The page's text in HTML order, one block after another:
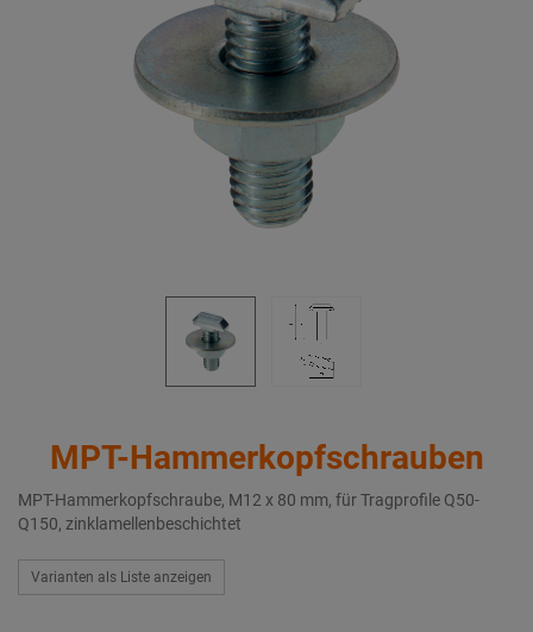
MPT-Hammerkopfschrauben
MPT-Hammerkopfschraube, M12 x 80 mm, für Tragprofile Q50-
Q150, zinklamellenbeschichtet
Varianten als Liste anzeigen